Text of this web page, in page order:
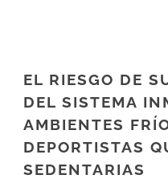
EL RIESGO DE
DEL SISTEMA
AMBIENTES
DEPORTISTAS
SEDENTARIAS